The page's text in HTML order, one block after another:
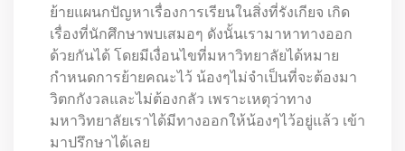
ย้ายแผนกปัญหาเรื่องการเรียนในสิ่งที่รังเกียจ เกิด
เรื่องที่นักศึกษาพบเสมอๆ ดังนั้นเรามาหาทางออก
ด้วยกันได้ โดยมีเงื่อนไขที่มหาวิทยาลัยได้หมาย
กำหนดการย้ายคณะไว้ น้องๆไม่จำเป็นที่จะต้องมา
วิตกกังวลและไม่ต้องกลัว เพราะเหตุว่าทาง
มหาวิทยาลัยเราได้มีทางออกให้น้องๆไว้อยู่แล้ว เข้า
มาปรึกษาได้เลย